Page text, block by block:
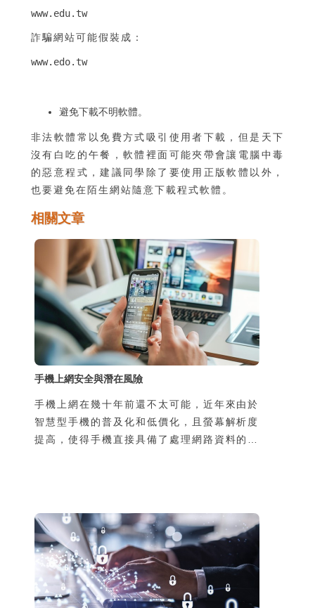
www.edu.tw
詐騙網站可能假裝成：
www.edo.tw
避免下載不明軟體。
非法軟體常以免費方式吸引使用者下載，但是天下
沒有白吃的午餐，軟體裡面可能夾帶會讓電腦中毒
的惡意程式，建議同學除了要使用正版軟體以外，
也要避免在陌生網站隨意下載程式軟體。
相關文章
手機上網安全與潛在風險
手機上網在幾十年前還不太可能，近年來由於
智慧型手機的普及化和低價化，且螢幕解析度
提高，使得手機直接具備了處理網路資料的能
是私用或是經過公司網路管理人員保護，如今
透過手機在陌生的地方使用別人的線路上網，
可能導致通訊內容被竊聽，第二個原因是由於
使用了惡意的App卻不瞭解其風險，也可能導
致個資外洩，並且可能導致本人手機的發話或